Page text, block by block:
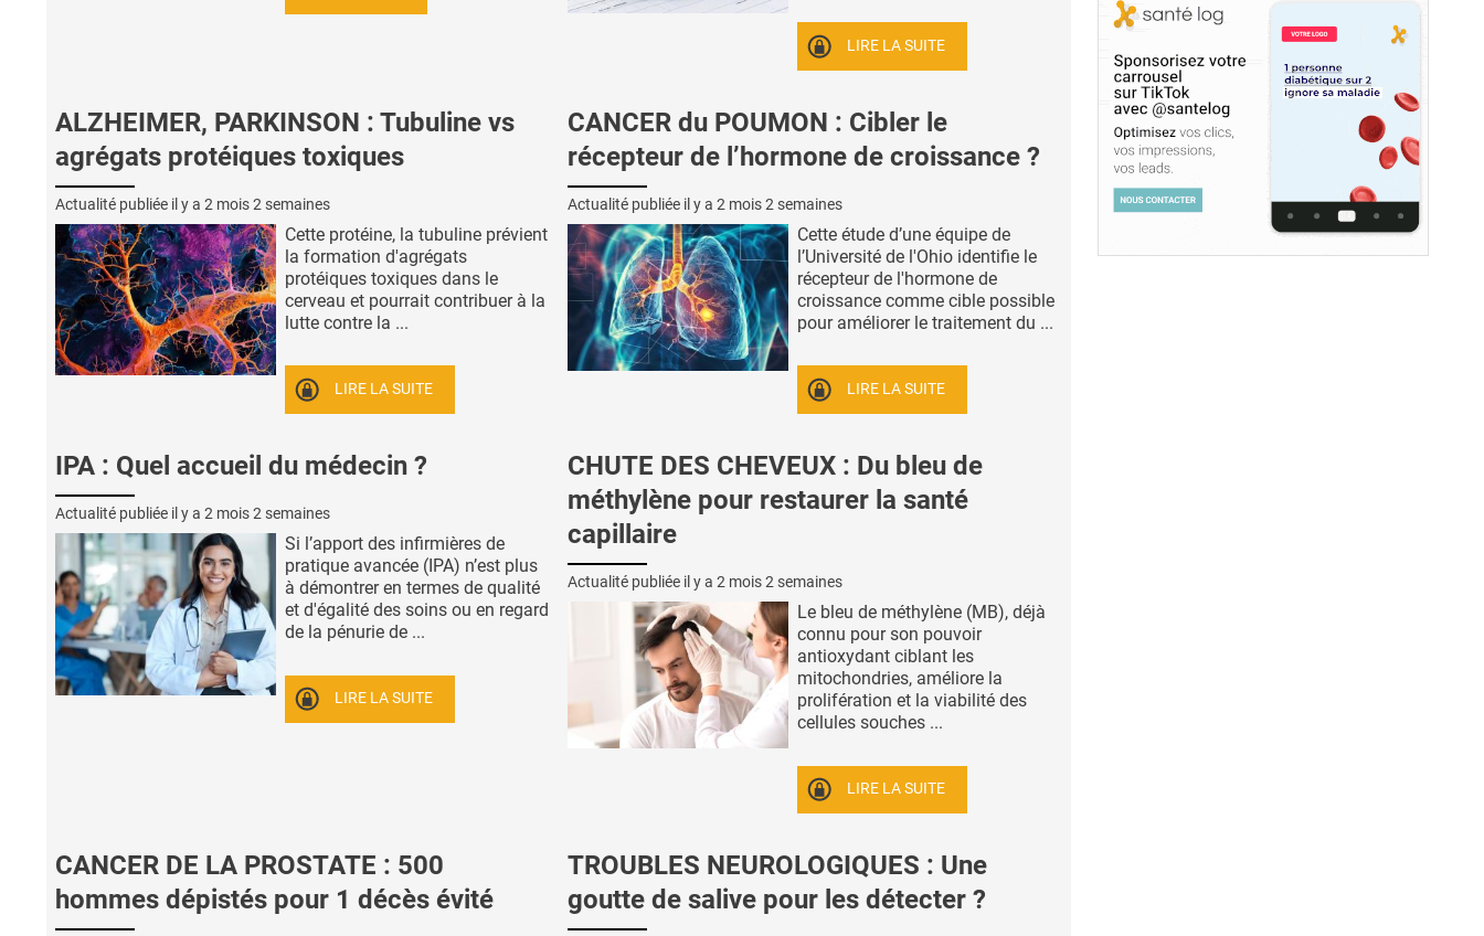
LIRE LA SUITE
ALZHEIMER, PARKINSON : Tubuline vs
agrégats protéiques toxiques
Actualité publiée il y a 2 mois 2 semaines
Cette protéine, la tubuline prévient
la formation d'agrégats
protéiques toxiques dans le
cerveau et pourrait contribuer à la
lutte contre la ...
LIRE LA SUITE
CANCER du POUMON : Cibler le
récepteur de l’hormone de croissance ?
Actualité publiée il y a 2 mois 2 semaines
Cette étude d’une équipe de
l’Université de l'Ohio identifie le
récepteur de l'hormone de
croissance comme cible possible
pour améliorer le traitement du ...
LIRE LA SUITE
IPA : Quel accueil du médecin ?
Actualité publiée il y a 2 mois 2 semaines
Si l’apport des infirmières de
pratique avancée (IPA) n’est plus
à démontrer en termes de qualité
et d'égalité des soins ou en regard
de la pénurie de ...
LIRE LA SUITE
CHUTE DES CHEVEUX : Du bleu de
méthylène pour restaurer la santé
capillaire
Actualité publiée il y a 2 mois 2 semaines
Le bleu de méthylène (MB), déjà
connu pour son pouvoir
antioxydant ciblant les
mitochondries, améliore la
prolifération et la viabilité des
cellules souches ...
LIRE LA SUITE
CANCER DE LA PROSTATE : 500
hommes dépistés pour 1 décès évité
TROUBLES NEUROLOGIQUES : Une
goutte de salive pour les détecter ?